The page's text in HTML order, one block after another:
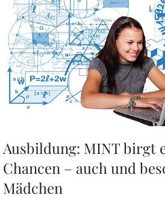
Ausbildung: MINT birgt
Chancen – auch und
Mädchen